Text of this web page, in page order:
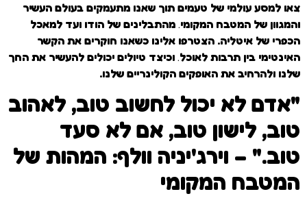
צאו למסע עולמי של טעמים תוך שאנו מתעמקים בעולם העשיר
והמגוון של המטבח המקומי. מהתבלינים של הודו ועד למאכל
הכפרי של איטליה. הצטרפו אלינו כשאנו חוקרים את הקשר
האינטימי בין תרבות לאוכל. וכיצד טיולים יכולים להעשיר את החך
שלנו ולהרחיב את האופקים הקולינריים שלנו.
"אדם לא יכול לחשוב טוב, לאהוב
טוב, לישון טוב, אם לא סעד
טוב." – וירג'יניה וולף: המהות של
המטבח המקומי